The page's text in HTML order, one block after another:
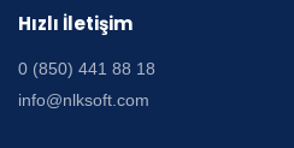
Hızlı İletişim
0 (850) 441 88 18
info@nlksoft.com